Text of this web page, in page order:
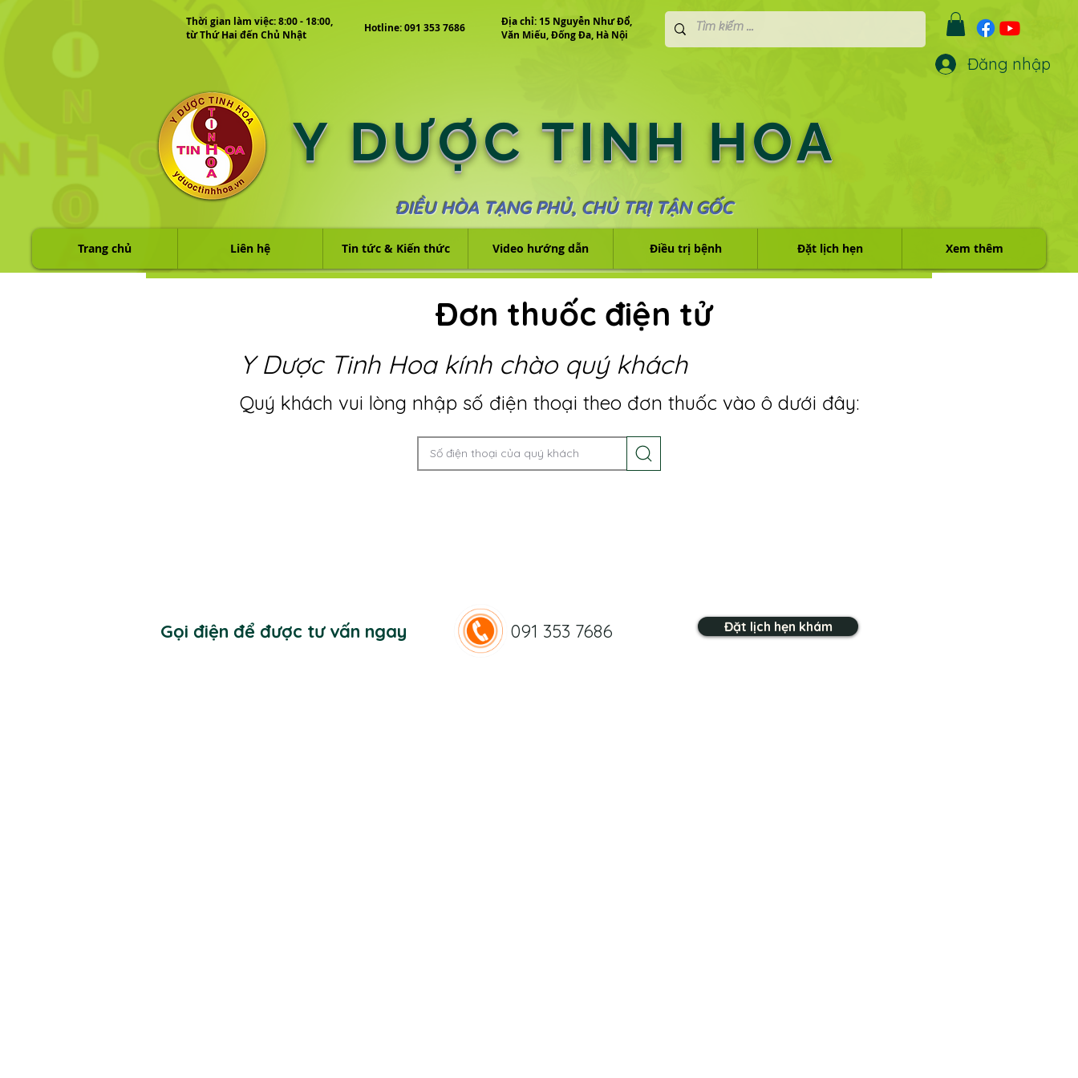
Đăng nhập
Thời gian làm việc: 8:00 - 18:00,
từ Thứ Hai đến Chủ Nhật
Hotline: 091 353 7686
Địa chỉ: 15 Nguyễn Như Đổ,
Văn Miếu, Đống Đa, Hà Nội
Y DƯỢC TINH HOA
ĐIỀU HÒA TẠNG PHỦ, CHỦ TRỊ TẬN GỐC
Trang chủ Liên hệ Tin tức & Kiến thức Video hướng dẫn Điều trị bệnh Đặt lịch hẹn Xem thêm
Đơn thuốc điện tử
Y Dược Tinh Hoa kính chào quý khách
Quý khách vui lòng nhập số điện thoại theo đơn thuốc vào ô dưới đây:
Gọi điện để được tư vấn ngay 091 353 7686 Đặt lịch hẹn khám